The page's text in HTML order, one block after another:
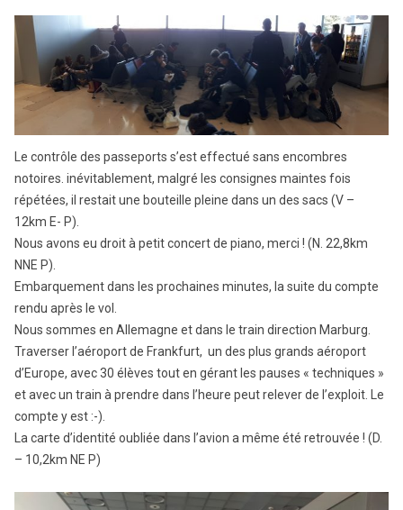
Le contrôle des passeports s’est effectué sans encombres
notoires. inévitablement, malgré les consignes maintes fois
répétées, il restait une bouteille pleine dans un des sacs (V –
12km E- P).
Nous avons eu droit à petit concert de piano, merci ! (N. 22,8km
NNE P).
Embarquement dans les prochaines minutes, la suite du compte
rendu après le vol.
Nous sommes en Allemagne et dans le train direction Marburg.
Traverser l’aéroport de Frankfurt, un des plus grands aéroport
d’Europe, avec 30 élèves tout en gérant les pauses « techniques »
et avec un train à prendre dans l’heure peut relever de l’exploit. Le
compte y est :-).
La carte d’identité oubliée dans l’avion a même été retrouvée ! (D.
– 10,2km NE P)